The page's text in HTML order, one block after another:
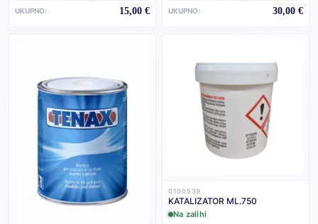
UKUPNO: 15,00 € UKUPNO: 30,00 €
0100539
KATALIZATOR ML.750
Na zalihi